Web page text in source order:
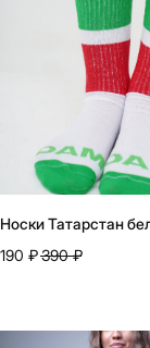
Носки Татарстан
190 ₽390 ₽